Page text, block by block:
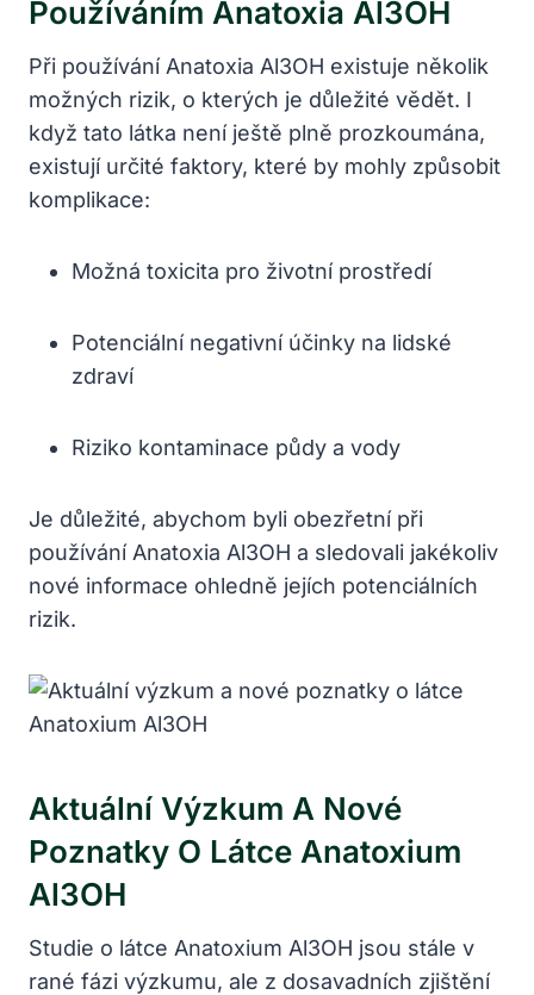
Používáním Anatoxia Al3OH
Při používání Anatoxia Al3OH existuje několik
možných rizik, o kterých je důležité vědět. I
když tato látka není ještě plně prozkoumána,
existují určité faktory, které by mohly způsobit
komplikace:
Možná toxicita pro životní prostředí
Potenciální negativní účinky na lidské
zdraví
Riziko kontaminace půdy a vody
Je důležité, abychom byli obezřetní při
používání Anatoxia Al3OH a sledovali jakékoliv
nové informace ohledně jejích potenciálních
rizik.
Aktuální Výzkum A Nové
Poznatky O Látce Anatoxium
Al3OH
Studie o látce Anatoxium Al3OH jsou stále v
rané fázi výzkumu, ale z dosavadních zjištění